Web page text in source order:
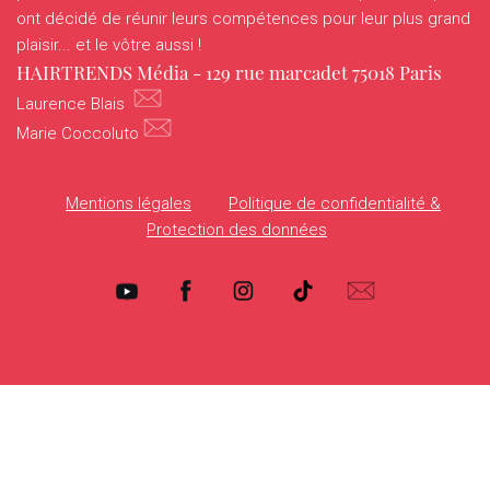
HOTTRENDS
VANITYHAIR
ont décidé de réunir leurs compétences pour leur plus grand
plaisir... et le vôtre aussi !
HAIRTRENDS Média - 129 rue marcadet 75018 Paris
Laurence Blais
Marie Coccoluto
Mentions légales
Politique de confidentialité &
Protection des données